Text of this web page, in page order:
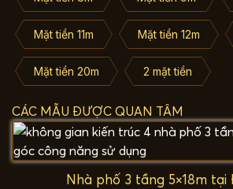
Mặt tiền 11m Mặt tiền 12m
Mặt tiền 20m 2 mặt tiền
CÁC MẪU ĐƯỢC QUAN TÂM
Nhà phố 3 tầng 5×18m tại